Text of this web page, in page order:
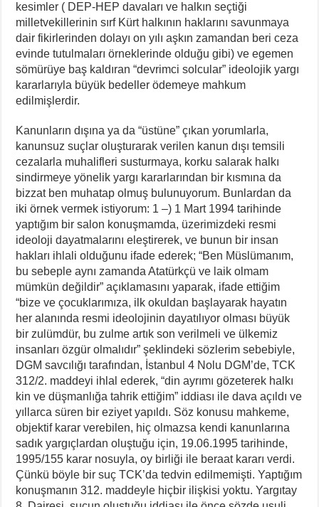
kesimler ( DEP-HEP davaları ve halkın seçtiği
milletvekillerinin sırf Kürt halkının haklarını savunmaya
dair fikirlerinden dolayı on yılı aşkın zamandan beri ceza
evinde tutulmaları örneklerinde olduğu gibi) ve egemen
sömürüye baş kaldıran “devrimci solcular” ideolojik yargı
kararlarıyla büyük bedeller ödemeye mahkum
edilmişlerdir.
Kanunların dışına ya da “üstüne” çıkan yorumlarla,
kanunsuz suçlar oluşturarak verilen kanun dışı temsili
cezalarla muhalifleri susturmaya, korku salarak halkı
sindirmeye yönelik yargı kararlarından bir kısmına da
bizzat ben muhatap olmuş bulunuyorum. Bunlardan da
iki örnek vermek istiyorum: 1 –) 1 Mart 1994 tarihinde
yaptığım bir salon konuşmamda, üzerimizdeki resmi
ideoloji dayatmalarını eleştirerek, ve bunun bir insan
hakları ihlali olduğunu ifade ederek; “Ben Müslümanım,
bu sebeple aynı zamanda Atatürkçü ve laik olmam
mümkün değildir” açıklamasını yaparak, ifade ettiğim
“bize ve çocuklarımıza, ilk okuldan başlayarak hayatın
her alanında resmi ideolojinin dayatılıyor olması büyük
bir zulümdür, bu zulme artık son verilmeli ve ülkemiz
insanları özgür olmalıdır” şeklindeki sözlerim sebebiyle,
DGM savcılığı tarafından, İstanbul 4 Nolu DGM’de, TCK
312/2. maddeyi ihlal ederek, “din ayrımı gözeterek halkı
kin ve düşmanlığa tahrik ettiğim” iddiası ile dava açıldı ve
yıllarca süren bir eziyet yapıldı. Söz konusu mahkeme,
objektif karar verebilen, hiç olmazsa kendi kanunlarına
sadık yargıçlardan oluştuğu için, 19.06.1995 tarihinde,
1995/155 karar nosuyla, oy birliği ile beraat kararı verdi.
Çünkü böyle bir suç TCK’da tedvin edilmemişti. Yaptığım
konuşmanın 312. maddeyle hiçbir ilişkisi yoktu. Yargıtay